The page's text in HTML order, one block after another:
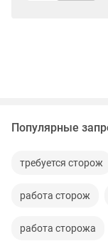
Популярные
требуется сторож
работа сторож
работа сторожа